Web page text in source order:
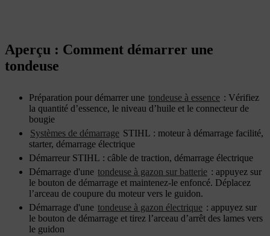
Aperçu : Comment démarrer une
tondeuse
Préparation pour démarrer une tondeuse à essence : Vérifiez
la quantité d’essence, le niveau d’huile et le connecteur de
bougie
Systèmes de démarrage STIHL : moteur à démarrage facilité,
starter, démarrage électrique
Démarreur STIHL : câble de traction, démarrage électrique
Démarrage d'une tondeuse à gazon sur batterie : appuyez sur
le bouton de démarrage et maintenez-le enfoncé. Déplacez
l’arceau de coupure du moteur vers le guidon.
Démarrage d'une tondeuse à gazon électrique : appuyez sur
le bouton de démarrage et tirez l’arceau d’arrêt des lames vers
le guidon